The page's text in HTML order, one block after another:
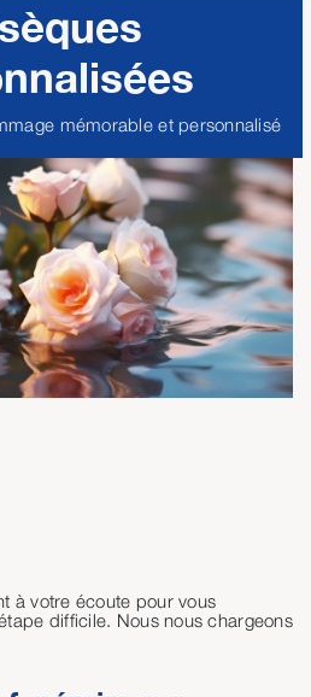
mémorable et personnalisé
à votre écoute pour vous
difficile. Nous nous chargeons